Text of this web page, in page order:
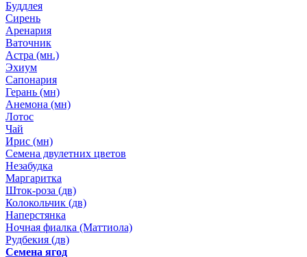
Буддлея
Сирень
Аренария
Ваточник
Астра (мн.)
Эхиум
Сапонария
Герань (мн)
Анемона (мн)
Лотос
Чай
Ирис (мн)
Семена двулетних цветов
Незабудка
Маргаритка
Шток-роза (дв)
Колокольчик (дв)
Наперстянка
Ночная фиалка (Маттиола)
Рудбекия (дв)
Семена ягод